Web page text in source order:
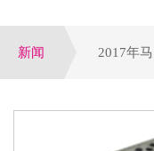
新闻 2017年